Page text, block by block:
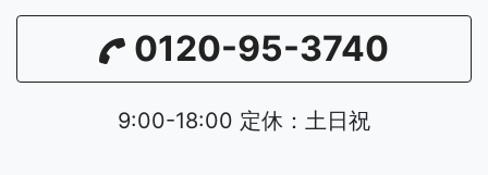
0120-95-3740
9:00-18:00 定休：土日祝